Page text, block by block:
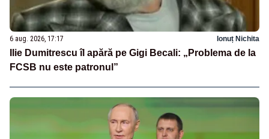
6 aug. 2026, 17:17 Ionuț Nichita
Ilie Dumitrescu îl apără pe Gigi Becali: „Problema de la
FCSB nu este patronul”